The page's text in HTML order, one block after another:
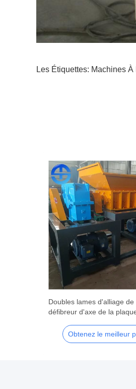
Les Étiquettes: Machines
Doubles lames d'alliage de
défibreur d'axe de la
Obtenez le meilleur